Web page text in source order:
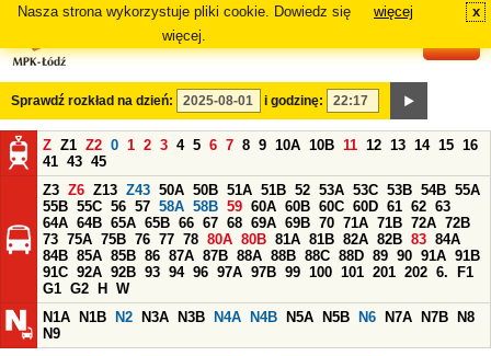
Nasza strona wykorzystuje pliki cookie. Dowiedz się
więcej.
więcej x
Sprawdź rozkład na dzień: i godzinę:
Z Z1 Z2 0 1 2 3 4 5 6 7 8 9 10A 10B 11 12 13 14 15 16
41 43 45
Z3 Z6 Z13 Z43 50A 50B 51A 51B 52 53A 53C 53B 54B 55A
55B 55C 56 57 58A 58B 59 60A 60B 60C 60D 61 62 63
64A 64B 65A 65B 66 67 68 69A 69B 70 71A 71B 72A 72B
73 75A 75B 76 77 78 80A 80B 81A 81B 82A 82B 83 84A
84B 85A 85B 86 87A 87B 88A 88B 88C 88D 89 90 91A 91B
91C 92A 92B 93 94 96 97A 97B 99 100 101 201 202 6.
F1
G1 G2 H
W
N1A
N1B N2 N3A N3B N4A N4B N5A N5B N6 N7A N7B
N8
N9